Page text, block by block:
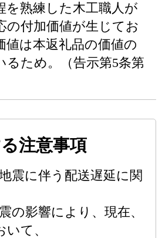
を熟練した木工職人が
の付加価値が生じてお
値は本返礼品の価値の
るため。（告示第5条第
注意事項
震に伴う配送遅延に関
の影響により、現在、
て、